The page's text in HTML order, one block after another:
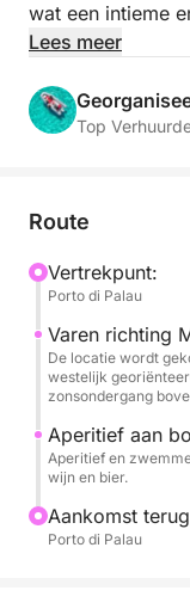
wat een intieme
uitzichten op de
De granieten
maken of te
Een aperitief
transformeert de
romantische
groepen of om
sfeer.
Een unieke
van de Costa
Lees meer
Top
Route
Vertrekpunt:
Porto di Palau
Varen richting
De locatie wordt
westelijk
zonsondergang
Aperitief aan
Aperitief en
wijn en bier.
Aankomst
Porto di Palau